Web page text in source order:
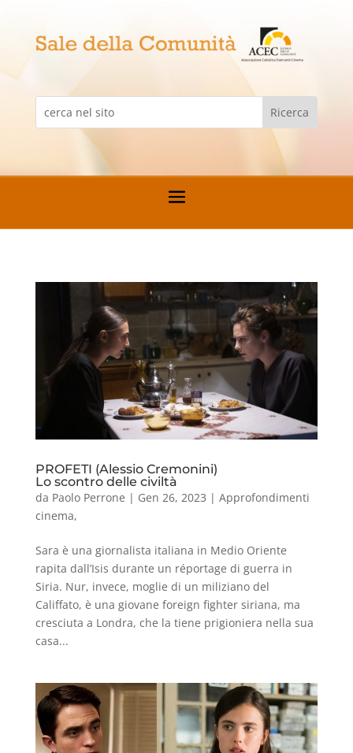
PROFETI (Alessio Cremonini)
Lo scontro delle civiltà
da Paolo Perrone | Gen 26, 2023 | Approfondimenti
cinema,
Sara è una giornalista italiana in Medio Oriente
rapita dall’Isis durante un réportage di guerra in
Siria. Nur, invece, moglie di un miliziano del
Califfato, è una giovane foreign fighter siriana, ma
cresciuta a Londra, che la tiene prigioniera nella sua
casa...